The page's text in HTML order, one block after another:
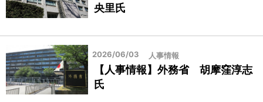
央里氏
2026/06/03 人事情報
【人事情報】外務省 胡摩窪淳志
氏